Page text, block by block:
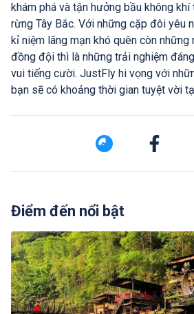
khám phá và tận hưởng bầu không
rừng Tây Bắc. Với những cặp đôi yêu
kỉ niệm lãng mạn khó quên còn những
đồng đội thì là những trải nghiệm
vui tiếng cười. JustFly hi vọng với
bạn sẽ có khoảng thời gian tuyệt vời
Điểm đến nổi bật